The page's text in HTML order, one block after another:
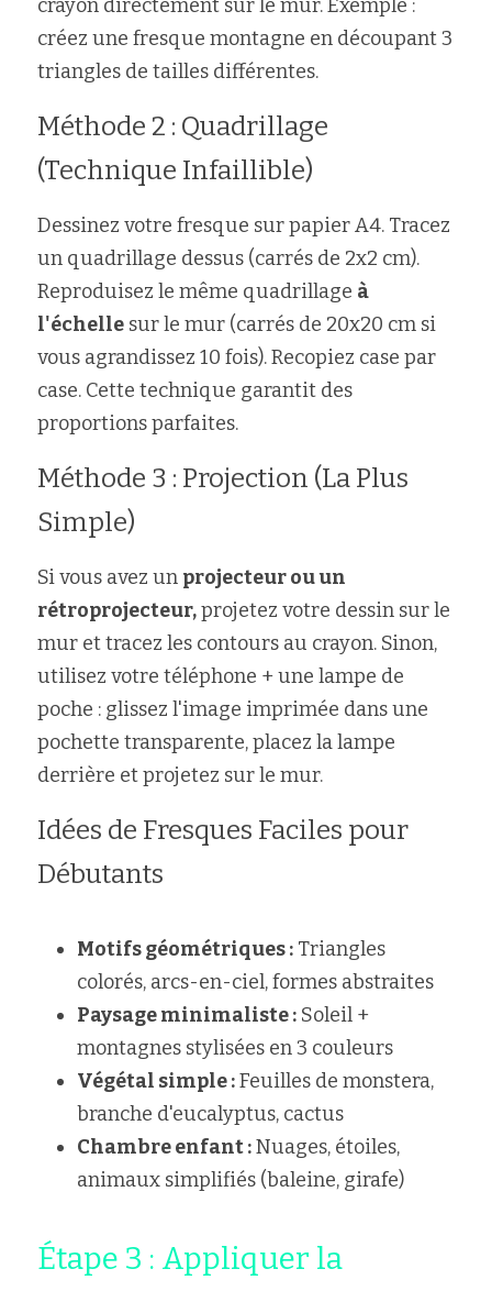
crayon directement sur le mur. Exemple :
créez une fresque montagne en découpant 3
triangles de tailles différentes.
Méthode 2 : Quadrillage
(Technique Infaillible)
Dessinez votre fresque sur papier A4. Tracez
un quadrillage dessus (carrés de 2x2 cm).
Reproduisez le même quadrillage à
l'échelle sur le mur (carrés de 20x20 cm si
vous agrandissez 10 fois). Recopiez case par
case. Cette technique garantit des
proportions parfaites.
Méthode 3 : Projection (La Plus
Simple)
Si vous avez un projecteur ou un
rétroprojecteur, projetez votre dessin sur le
mur et tracez les contours au crayon. Sinon,
utilisez votre téléphone + une lampe de
poche : glissez l'image imprimée dans une
pochette transparente, placez la lampe
derrière et projetez sur le mur.
Idées de Fresques Faciles pour
Débutants
Motifs géométriques : Triangles
colorés, arcs-en-ciel, formes abstraites
Paysage minimaliste : Soleil +
montagnes stylisées en 3 couleurs
Végétal simple : Feuilles de monstera,
branche d'eucalyptus, cactus
Chambre enfant : Nuages, étoiles,
animaux simplifiés (baleine, girafe)
Étape 3 : Appliquer la